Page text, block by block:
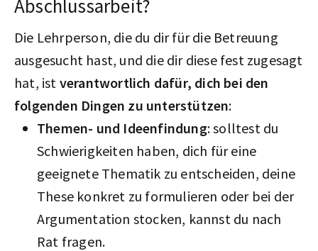
Abschlussarbeit?
Die Lehrperson, die du dir für die Betreuung
ausgesucht hast, und die dir diese fest zugesagt
hat, ist verantwortlich dafür, dich bei den
folgenden Dingen zu unterstützen:
Themen- und Ideenfindung: solltest du
Schwierigkeiten haben, dich für eine
geeignete Thematik zu entscheiden, deine
These konkret zu formulieren oder bei der
Argumentation stocken, kannst du nach
Rat fragen.